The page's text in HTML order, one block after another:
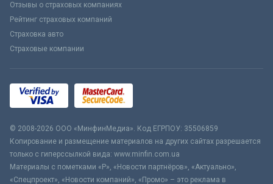
Отзывы о страховых компаниях
Рейтинг страховых компаний
Страховка авто
Страховые компании
© 2008-2026 ООО «МинфинМедиа». Код ЕГРПОУ: 35506859
Копирование и размещение материалов на других сайтах разрешается
только с гиперссылкой вида: www.minfin.com.ua
Материалы с пометками «Р», «Новости партнёров», «Актуально»,
«Спецпроект», «Новости компаний», «Промо» – это реклама в